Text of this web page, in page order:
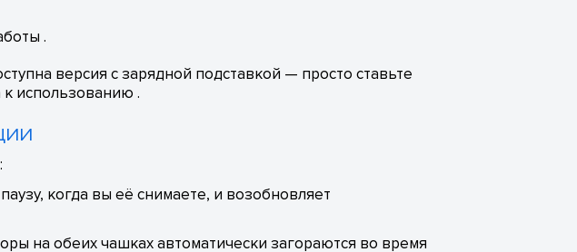
.
версия с зарядной подставкой — просто ставьте
к использованию .
когда вы её снимаете, и возобновляет
на обеих чашках автоматически загораются во время